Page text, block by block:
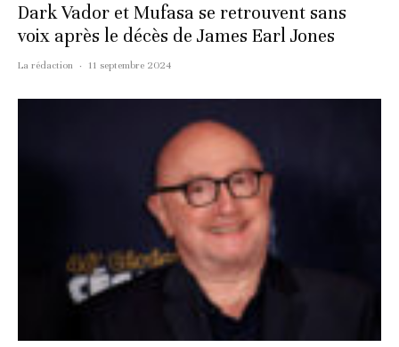
Dark Vador et Mufasa se retrouvent sans
voix après le décès de James Earl Jones
La rédaction · 11 septembre 2024